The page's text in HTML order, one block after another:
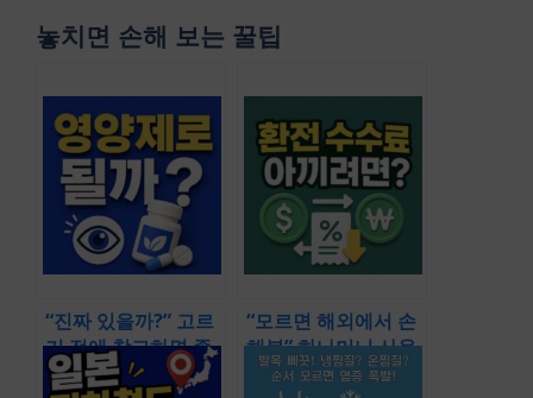
놓치면 손해 보는 꿀팁
“진짜 있을까?” 고르
기 전에 참고하면 좋
을 내돈내산 추천 리
“모르면 해외에서 손
해봄” 하나머니 사용
방법까지 다룬 종합